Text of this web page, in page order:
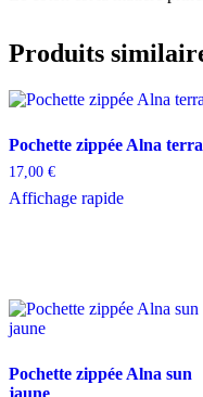
Produits
Pochette zippée Alna
17,00 €
Affichage rapide
Pochette zippée Alna sun
jaune